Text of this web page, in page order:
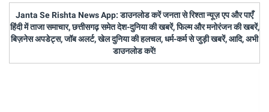
Janta Se Rishta News App: डाउनलोड करें जनता से रिश्ता न्यूज़ एप और पाएँ
हिंदी में ताजा समाचार, छत्तीसगढ़ समेत देश-दुनिया की खबरें, फिल्म और मनोरंजन की खबरें,
बिज़नेस अपडेट्स, जॉब अलर्ट, खेल दुनिया की हलचल, धर्म-कर्म से जुड़ी खबरें, आदि, अभी
डाउनलोड करें!